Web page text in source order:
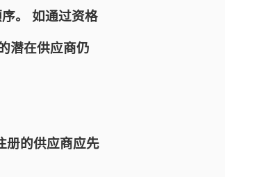
。 如通过资格
潜在供应商仍
册的供应商应先